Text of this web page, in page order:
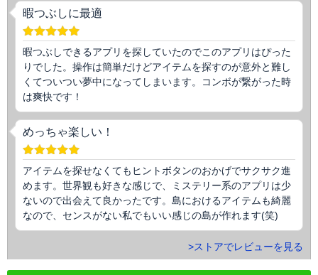
暇つぶしに最適
暇つぶしできるアプリを探していたのでこのアプリはぴった
りでした。操作は簡単だけどアイテムを探すのが意外と難し
くてついつい夢中になってしまいます。コンボが繋がった時
は爽快です！
めっちゃ楽しい！
アイテムを探せなくてもヒントボタンのおかげでサクサク進
めます。世界観も好きな感じで、ミステリー系のアプリは少
ないので出会えて良かったです。島におけるアイテムも綺麗
なので、センスがない私でもいい感じの島が作れます(笑)
>ストアでレビューを見る